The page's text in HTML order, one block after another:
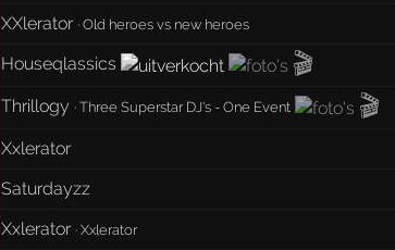
XXlerator ·Old heroes vs new heroes
Houseqlassics
🎬
Thrillogy ·Three Superstar DJ's - One Event 🎬
Xxlerator
Saturdayzz
Xxlerator ·Xxlerator